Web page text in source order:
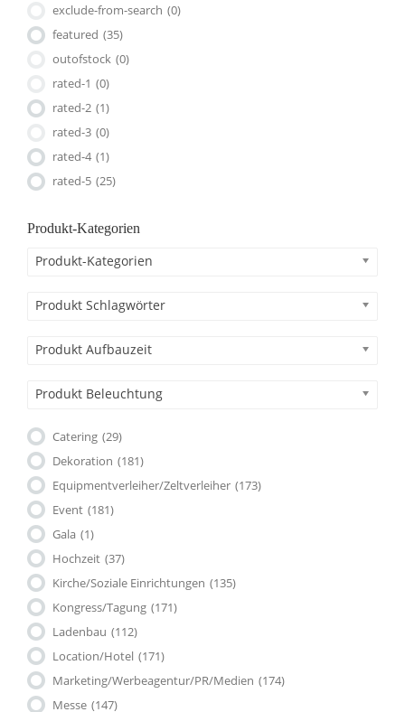
exclude-from-search (0)
featured (35)
outofstock (0)
rated-1 (0)
rated-2 (1)
rated-3 (0)
rated-4 (1)
rated-5 (25)
Produkt-Kategorien
Produkt-Kategorien
Produkt Schlagwörter
Produkt Aufbauzeit
Produkt Beleuchtung
Catering (29)
Dekoration (181)
Equipmentverleiher/Zeltverleiher (173)
Event (181)
Gala (1)
Hochzeit (37)
Kirche/Soziale Einrichtungen (135)
Kongress/Tagung (171)
Ladenbau (112)
Location/Hotel (171)
Marketing/Werbeagentur/PR/Medien (174)
Messe (147)